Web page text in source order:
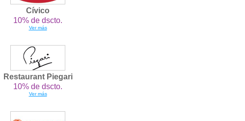
Cívico
10% de dscto.
Ver más
Restaurant Piegari
10% de dscto.
Ver más